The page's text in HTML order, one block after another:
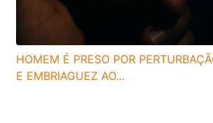
HOMEM É PRESO POR
E EMBRIAGUEZ AO...